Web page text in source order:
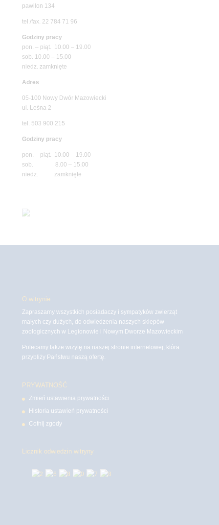
pawilon 134
tel./fax. 22 784 71 96
Godziny pracy
pon. – piąt. 10.00 – 19.00
sob. 10.00 – 15.00
niedz. zamknięte
Adres
05-100 Nowy Dwór Mazowiecki
ul. Leśna 2
tel. 503 900 215
Godziny pracy
pon. – piąt. 10.00 – 19.00
sob. 8.00 – 15.00
niedz. zamknięte
O witrynie
Zapraszamy wszystkich posiadaczy i sympatyków zwierząt
małych czy dużych, do odwiedzenia naszych sklepów
zoologicznych w Legionowie i Nowym Dworze Mazowieckim
Polecamy także wizytę na naszej stronie internetowej, która
przybliży Państwu naszą ofertę.
PRYWATNOŚĆ
Zmień ustawienia prywatności
Historia ustawień prywatności
Cofnij zgody
Licznik odwiedzin witryny